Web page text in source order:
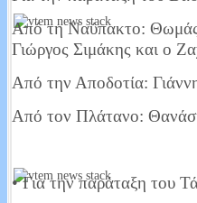
Έχω μάτια και βλέπω. Σοκάρουν
Στις τελευταίες βουλευτικές
Από τη Ναύπακτο:
Γιώργος Σιμάκης και ο
Από την Αποδοτία:
Από τον Πλάτανο:
• Για την παράταξη του